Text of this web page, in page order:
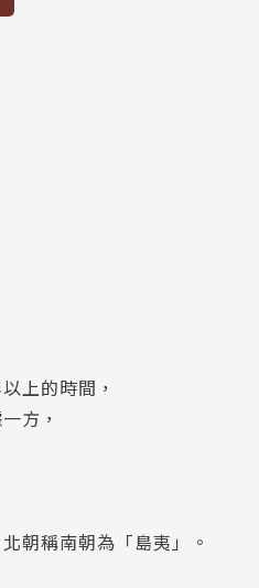
上的時間，
方，
朝稱南朝為「島夷」。